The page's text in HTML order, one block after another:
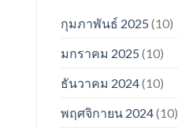
กุมภาพันธ์ 2025 (10)
มกราคม 2025 (10)
ธันวาคม 2024(10)
พฤศจิกายน 2024(10)